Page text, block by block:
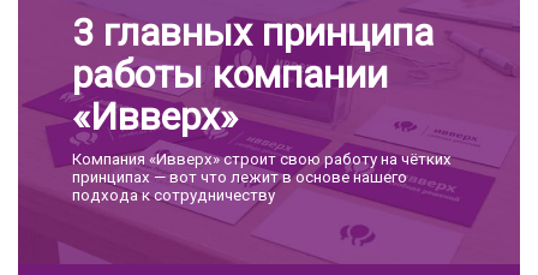
3 главных принципа
работы компании
«Ивверх»
Компания «Ивверх» строит свою работу на чётких
принципах — вот что лежит в основе нашего
подхода к сотрудничеству